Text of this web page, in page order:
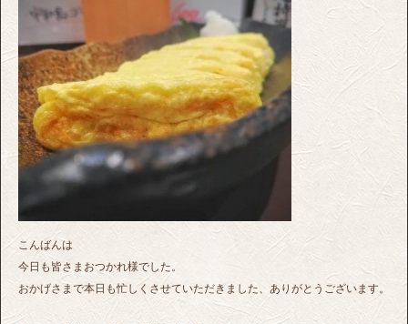
こんばんは
今日も皆さまおつかれ様でした。
おかげさまで本日も忙しくさせていただきました、ありがとうございます。